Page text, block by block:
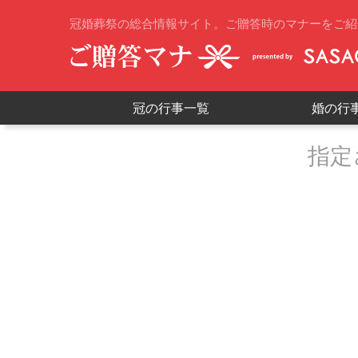
冠婚葬祭の総合情報サイト。ご贈答時のマナーをご
冠の行事一覧 婚の行
指